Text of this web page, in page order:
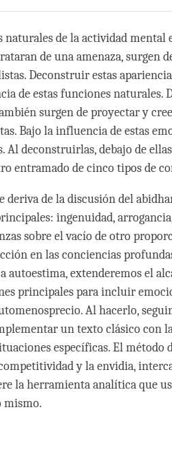
on
facebook
naturales de la actividad mental
de una amenaza, surgen
Deconstruir estas
de estas funciones naturales.
surgen de proyectar y
Bajo la influencia de estas
Al deconstruirlas, debajo de
entramado de cinco tipos de
deriva de la discusión del
ingenuidad,
sobre el vacío de otro
en las conciencias
autoestima, extenderemos el
principales para incluir
Al hacerlo,
un texto clásico con
específicas. El método
y la envidia,
la herramienta analítica que
mismo.